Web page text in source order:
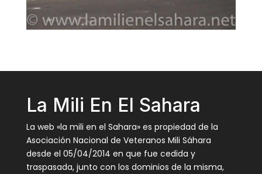
La Mili En El Sahara
La web «la mili en el Sahara» es propiedad de la
Asociación Nacional de Veteranos Mili Sáhara
desde el 05/04/2014 en que fue cedida y
traspasada, junto con los dominios de la misma,